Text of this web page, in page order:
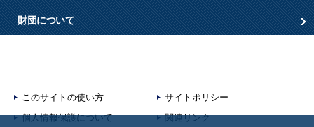
財団について
このサイトの使い方
サイトポリシー
個人情報保護について
関連リンク